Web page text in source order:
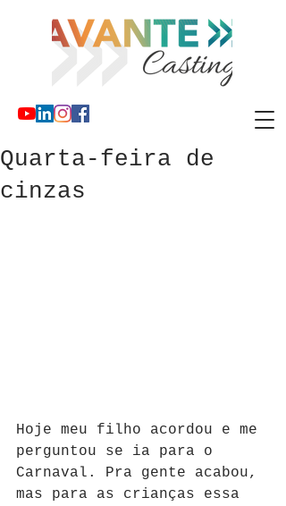
Quarta-feira de
cinzas
Hoje meu filho acordou e me
perguntou se ia para o
Carnaval. Pra gente acabou,
mas para as crianças essa